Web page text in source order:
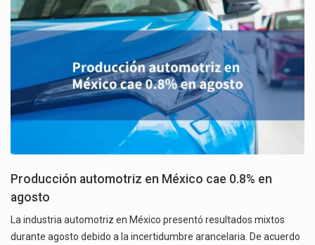
Producción automotriz en México cae 0.8% en
agosto
La industria automotriz en México presentó resultados mixtos
durante agosto debido a la incertidumbre arancelaria. De acuerdo